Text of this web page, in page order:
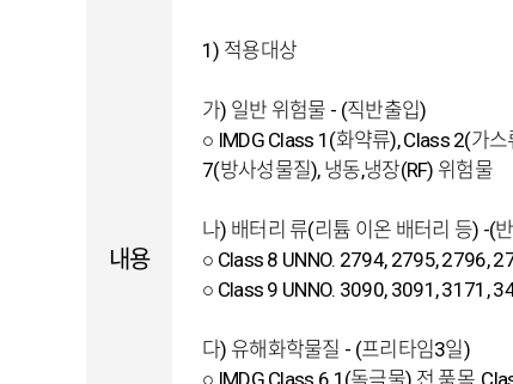
내용
1) 적용대상
가) 일반 위험물 - (직반출입)
○ IMDG Class 1(화약류), Class 2(가
7(방사성물질), 냉동,냉장(RF) 위험물
나) 배터리 류(리튬 이온 배터리 등) -(
○ Class 8 UNNO. 2794, 2795, 2796,
○ Class 9 UNNO. 3090, 3091, 3171,
다) 유해화학물질 - (프리타임3일)
○ IMDG Class 6.1(독극물) 전 품목,